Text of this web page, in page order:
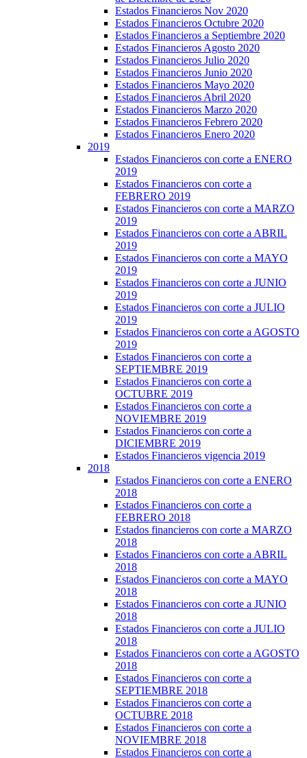
Estados Financieros Nov 2020
Estados Financieros Octubre 2020
Estados Financieros a Septiembre 2020
Estados Financieros Agosto 2020
Estados Financieros Julio 2020
Estados Financieros Junio 2020
Estados Financieros Mayo 2020
Estados Financieros Abril 2020
Estados Financieros Marzo 2020
Estados Financieros Febrero 2020
Estados Financieros Enero 2020
2019
Estados Financieros con corte a ENERO
2019
Estados Financieros con corte a
FEBRERO 2019
Estados Financieros con corte a MARZO
2019
Estados Financieros con corte a ABRIL
2019
Estados Financieros con corte a MAYO
2019
Estados Financieros con corte a JUNIO
2019
Estados Financieros con corte a JULIO
2019
Estados Financieros con corte a AGOSTO
2019
Estados Financieros con corte a
SEPTIEMBRE 2019
Estados Financieros con corte a
OCTUBRE 2019
Estados Financieros con corte a
NOVIEMBRE 2019
Estados Financieros con corte a
DICIEMBRE 2019
Estados Financieros vigencia 2019
2018
Estados Financieros con corte a ENERO
2018
Estados Financieros con corte a
FEBRERO 2018
Estados financieros con corte a MARZO
2018
Estados Financieros con corte a ABRIL
2018
Estados Financieros con corte a MAYO
2018
Estados Financieros con corte a JUNIO
2018
Estados Financieros con corte a JULIO
2018
Estados Financieros con corte a AGOSTO
2018
Estados Financieros con corte a
SEPTIEMBRE 2018
Estados Financieros con corte a
OCTUBRE 2018
Estados Financieros con corte a
NOVIEMBRE 2018
Estados Financieros con corte a